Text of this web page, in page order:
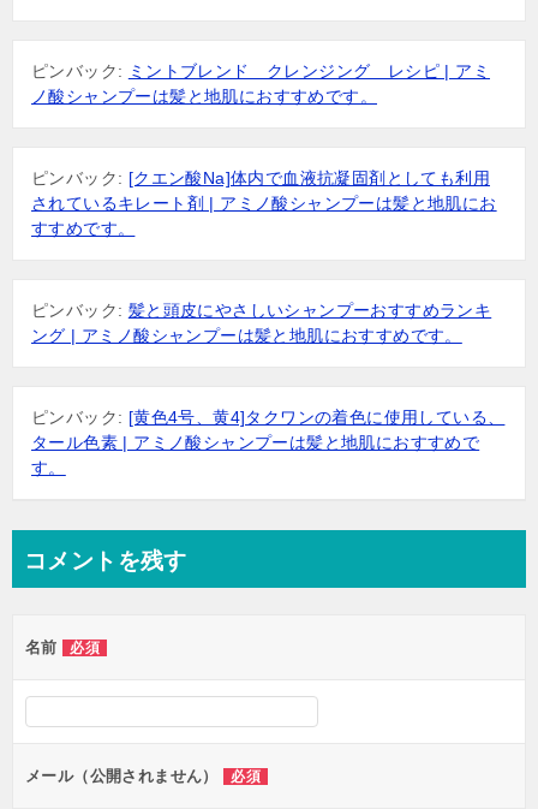
ピンバック: ミントブレンド クレンジング レシピ | アミ
ノ酸シャンプーは髪と地肌におすすめです。
ピンバック: [クエン酸Na]体内で血液抗凝固剤としても利用
されているキレート剤 | アミノ酸シャンプーは髪と地肌にお
すすめです。
ピンバック: 髪と頭皮にやさしいシャンプーおすすめランキ
ング | アミノ酸シャンプーは髪と地肌におすすめです。
ピンバック: [黄色4号、黄4]タクワンの着色に使用している、
タール色素 | アミノ酸シャンプーは髪と地肌におすすめで
す。
コメントを残す
名前 必須
メール（公開されません） 必須